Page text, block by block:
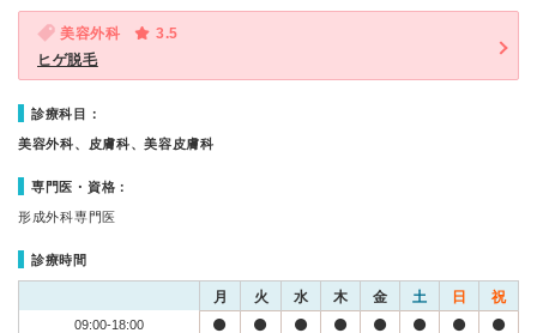
美容外科
3.5
ヒゲ脱毛
診療科目：
美容外科、皮膚科、美容皮膚科
専門医・資格：
形成外科専門医
診療時間
月 火 水 木 金 土 日 祝
09:00-18:00